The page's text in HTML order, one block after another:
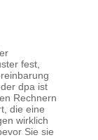
fest,
dpa ist
Rechnern
die eine
wirklich
Sie sie